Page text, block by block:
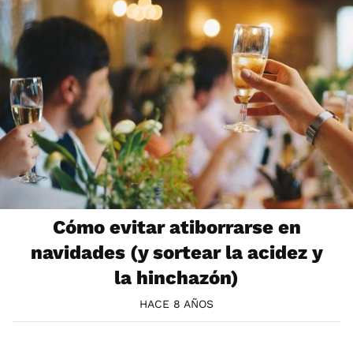
Cómo evitar atiborrarse en
navidades (y sortear la acidez y
la hinchazón)
HACE 8 AÑOS